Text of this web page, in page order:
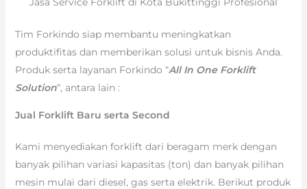
Tim Forkindo siap membantu meningkatkan
produktifitas dan memberikan solusi untuk bisnis Anda.
Produk serta layanan Forkindo “All In One Forklift
Solution“, antara lain :
Jual Forklift Baru serta Second
Kami menyediakan forklift dari beragam merk dengan
banyak pilihan variasi kapasitas (ton) dan banyak pilihan
mesin mulai dari diesel, gas serta elektrik. Berikut produk